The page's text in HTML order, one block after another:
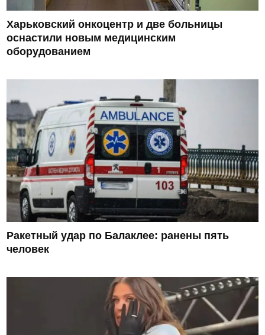
Харьковский онкоцентр и две больницы
оснастили новым медицинским
оборудованием
Ракетный удар по Балаклее: ранены пять
человек